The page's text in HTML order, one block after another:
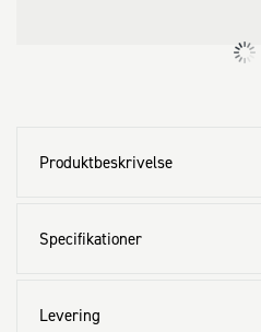
Produktbeskrivelse
Specifikationer
Levering